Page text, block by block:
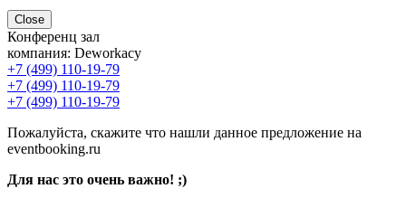
Close
Конференц зал
компания: Deworkacy
+7 (499) 110-19-79
+7 (499) 110-19-79
+7 (499) 110-19-79
Пожалуйста, скажите что нашли данное предложение на
eventbooking.ru
Для нас это очень важно! ;)